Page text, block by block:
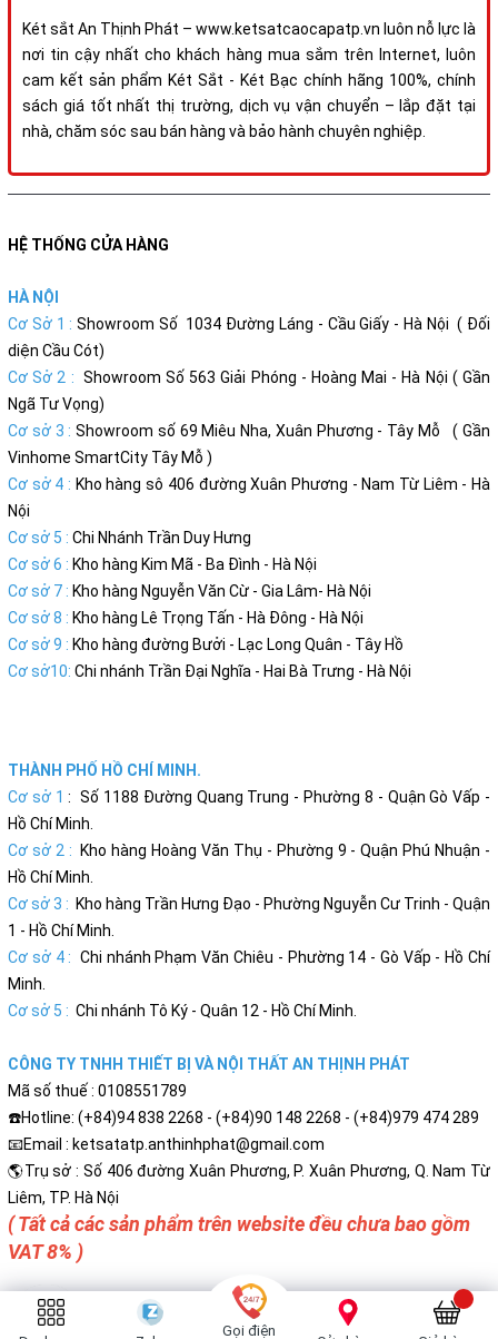
Két sắt An Thịnh Phát – www.ketsatcaocapatp.vn luôn nỗ lực là
nơi tin cậy nhất cho khách hàng mua sắm trên Internet, luôn
cam kết sản phẩm Két Sắt - Két Bạc chính hãng 100%, chính
sách giá tốt nhất thị trường, dịch vụ vận chuyển – lắp đặt tại
nhà, chăm sóc sau bán hàng và bảo hành chuyên nghiệp.
HỆ THỐNG CỬA HÀNG
HÀ NỘI
Cơ Sở 1 : Showroom Số 1034 Đường Láng - Cầu Giấy - Hà Nội ( Đối
diện Cầu Cót)
Cơ Sở 2 : Showroom Số 563 Giải Phóng - Hoàng Mai - Hà Nội ( Gần
Ngã Tư Vọng)
Cơ sở 3 : Showroom số 69 Miêu Nha, Xuân Phương - Tây Mỗ ( Gần
Vinhome SmartCity Tây Mỗ )
Cơ sở 4 : Kho hàng sô 406 đường Xuân Phương - Nam Từ Liêm - Hà
Nội
Cơ sở 5 : Chi Nhánh Trần Duy Hưng
Cơ sở 6 : Kho hàng Kim Mã - Ba Đình - Hà Nội
Cơ sở 7 : Kho hàng Nguyễn Văn Cừ - Gia Lâm- Hà Nội
Cơ sở 8 : Kho hàng Lê Trọng Tấn - Hà Đông - Hà Nội
Cơ sở 9 : Kho hàng đường Bưởi - Lạc Long Quân - Tây Hồ
Cơ sở10: Chi nhánh Trần Đại Nghĩa - Hai Bà Trưng - Hà Nội
THÀNH PHỐ HỒ CHÍ MINH.
Cơ sở 1: Số 1188 Đường Quang Trung - Phường 8 - Quận Gò Vấp -
Hồ Chí Minh.
Cơ sở 2 : Kho hàng Hoàng Văn Thụ - Phường 9 - Quận Phú Nhuận -
Hồ Chí Minh.
Cơ sở 3 : Kho hàng Trần Hưng Đạo - Phường Nguyễn Cư Trinh - Quận
1 - Hồ Chí Minh.
Cơ sở 4 : Chi nhánh Phạm Văn Chiêu - Phường 14 - Gò Vấp - Hồ Chí
Minh.
Cơ sở 5 : Chi nhánh Tô Ký - Quân 12 - Hồ Chí Minh.
CÔNG TY TNHH THIẾT BỊ VÀ NỘI THẤT AN THỊNH PHÁT
Mã số thuế : 0108551789
☎️Hotline: (+84)94 838 2268 - (+84)90 148 2268 - (+84)979 474 289
📧Email : ketsatatp.anthinhphat@gmail.com
🌎Trụ sở : Số 406 đường Xuân Phương, P. Xuân Phương, Q. Nam Từ
Liêm, TP. Hà Nội
( Tất cả các sản phẩm trên website đều chưa bao gồm
VAT 8% )
Gọi điện